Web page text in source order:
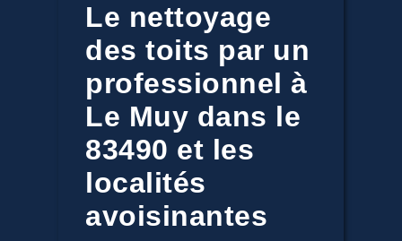
Le nettoyage
des toits par un
professionnel à
Le Muy dans le
83490 et les
localités
avoisinantes